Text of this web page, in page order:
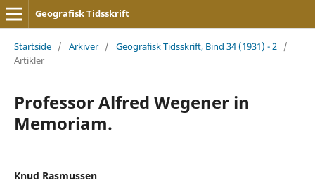
Geografisk Tidsskrift
Startside / Arkiver / Geografisk Tidsskrift, Bind 34 (1931) - 2 /
Artikler
Professor Alfred Wegener in
Memoriam.
Knud Rasmussen